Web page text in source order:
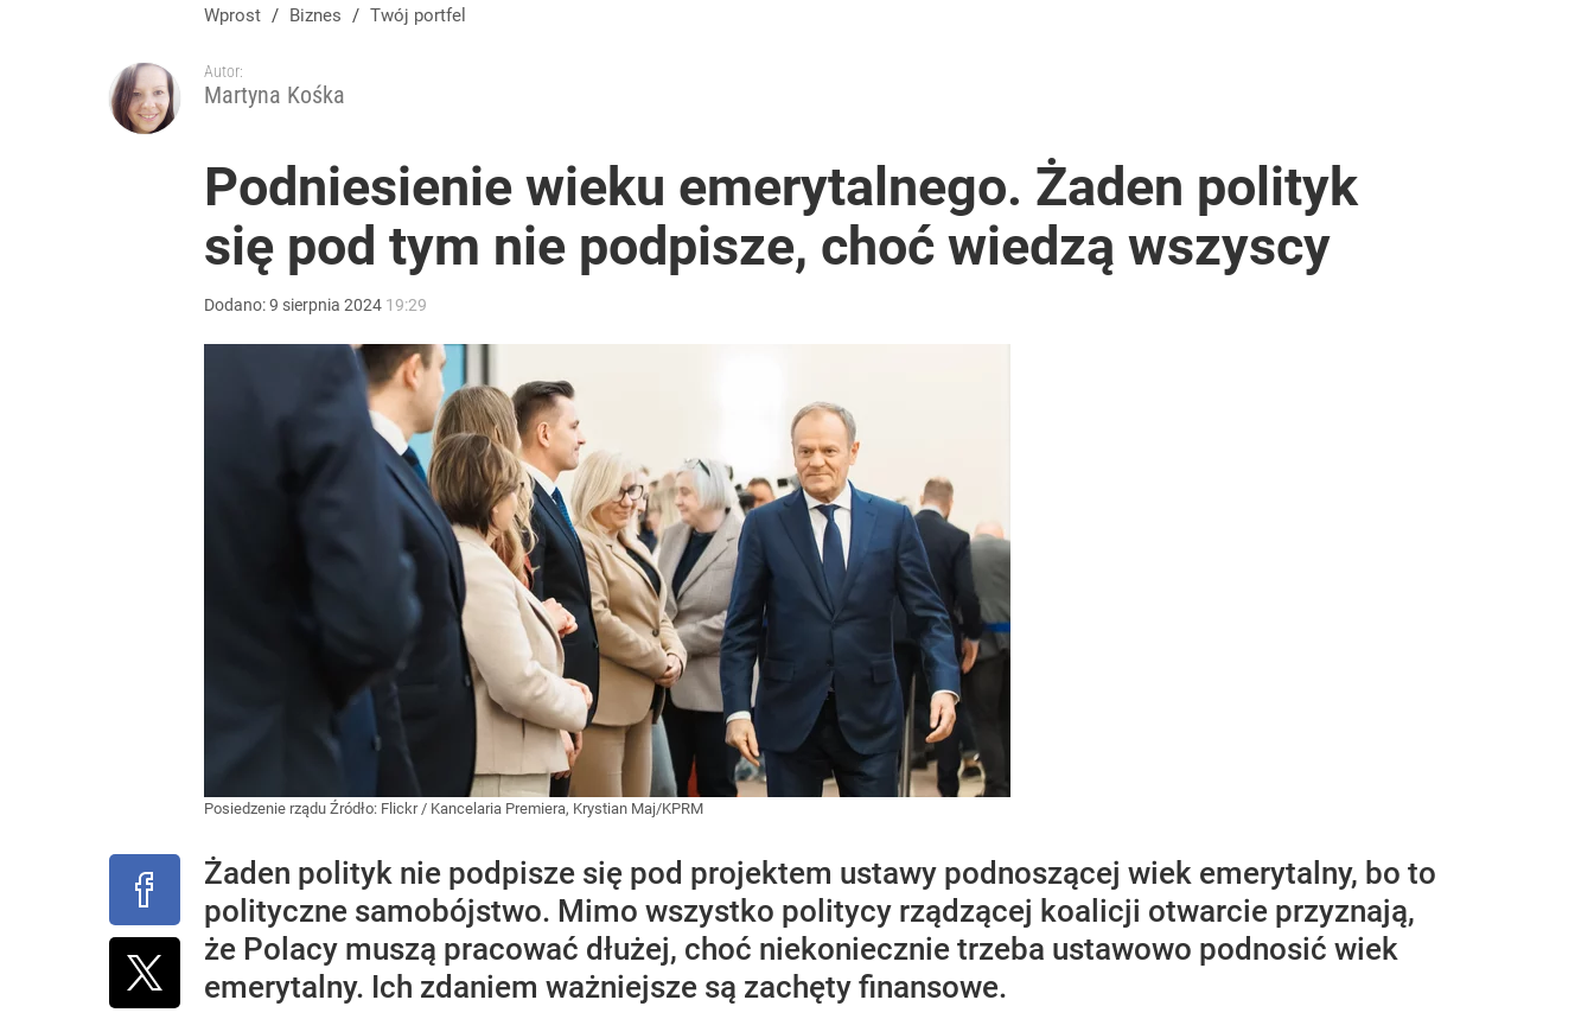
Wprost / Biznes / Twój portfel
Autor:
Martyna Kośka
Podniesienie wieku emerytalnego. Żaden polityk
się pod tym nie podpisze, choć wiedzą wszyscy
Dodano:9 sierpnia 2024 19:29
Posiedzenie rządu Źródło: Flickr/ Kancelaria Premiera, Krystian Maj/KPRM
Żaden polityk nie podpisze się pod projektem ustawy podnoszącej wiek emerytalny, bo to
polityczne samobójstwo. Mimo wszystko politycy rządzącej koalicji otwarcie przyznają,
że Polacy muszą pracować dłużej, choć niekoniecznie trzeba ustawowo podnosić wiek
emerytalny. Ich zdaniem ważniejsze są zachęty finansowe.